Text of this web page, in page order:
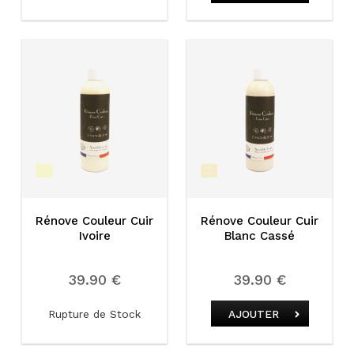
Rénove Couleur Cuir
Ivoire
39.90 €
Rupture de Stock
Rénove Couleur Cuir
Blanc Cassé
39.90 €
AJOUTER